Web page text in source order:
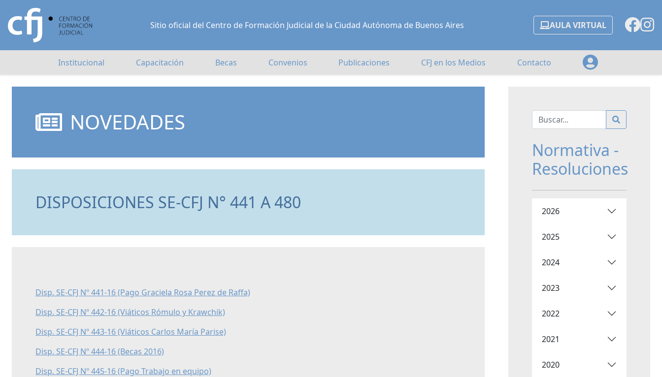
Sitio oficial del Centro de Formación Judicial de la Ciudad Autónoma de Buenos Aires AULA VIRTUAL
Institucional Capacitación Becas Convenios Publicaciones CFJ en los Medios Contacto
NOVEDADES
DISPOSICIONES SE-CFJ N° 441 A 480
Disp. SE-CFJ Nº 441-16 (Pago Graciela Rosa Perez de Raffa)
Disp. SE-CFJ Nº 442-16 (Viáticos Rómulo y Krawchik)
Disp. SE-CFJ Nº 443-16 (Viáticos Carlos María Parise)
Disp. SE-CFJ Nº 444-16 (Becas 2016)
Disp. SE-CFJ Nº 445-16 (Pago Trabajo en equipo)
Normativa -
Resoluciones
2026
2025
2024
2023
2022
2021
2020